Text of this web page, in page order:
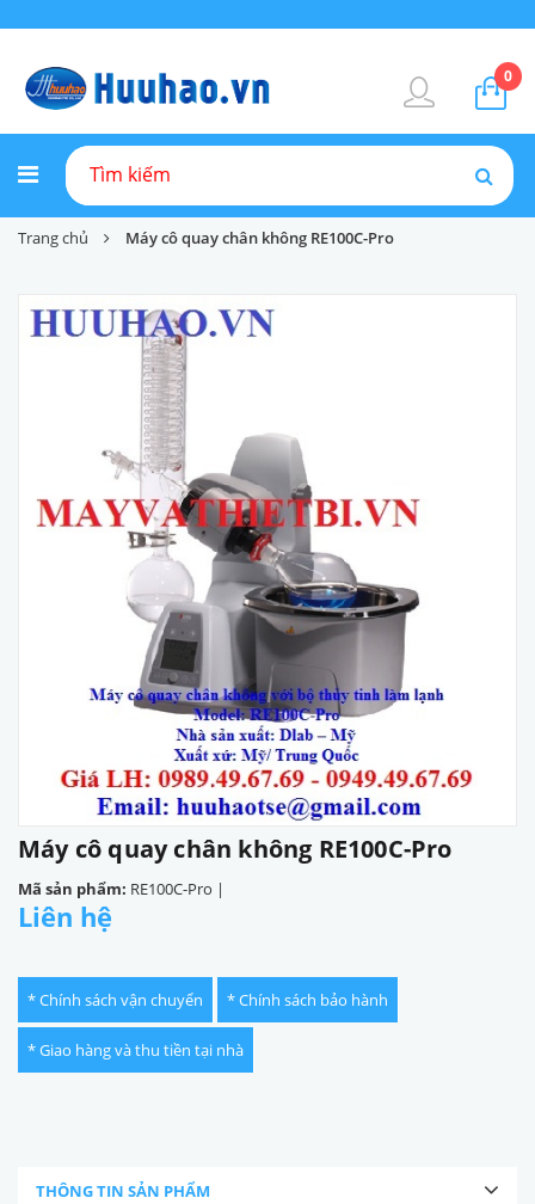
0
Trang chủ Máy cô quay chân không RE100C-Pro
Máy cô quay chân không RE100C-Pro
Mã sản phẩm: RE100C-Pro |
Liên hệ
* Chính sách vận chuyển * Chính sách bảo hành
* Giao hàng và thu tiền tại nhà
THÔNG TIN SẢN PHẨM